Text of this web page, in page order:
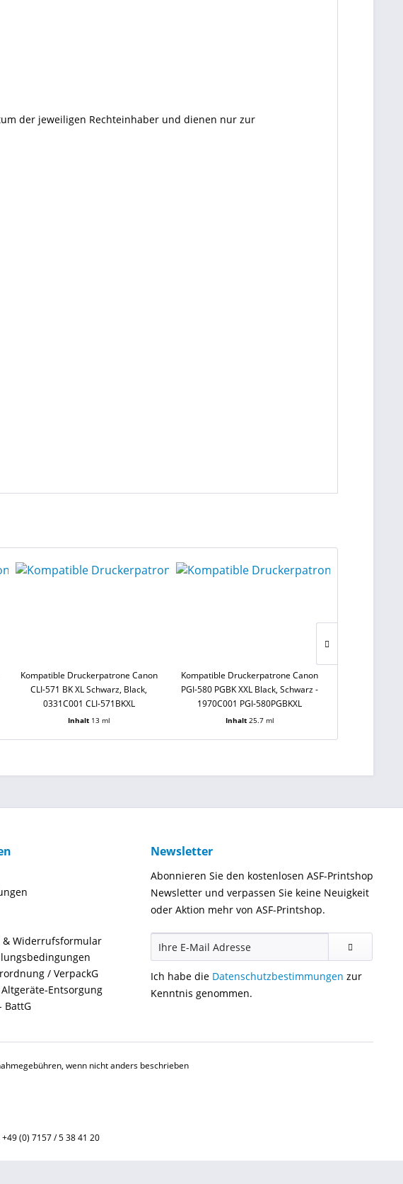
der jeweiligen Rechteinhaber und dienen nur zur
Kompatible Druckerpatrone Canon
CLI-571 BK XL Schwarz, Black,
0331C001 CLI-571BKXL
Inhalt 13 ml
Kompatible Druckerpatrone Canon
PGI-580 PGBK XXL Black, Schwarz -
1970C001 PGI-580PGBKXL
Inhalt 25.7 ml
Widerrufsformular
/ VerpackG
Altgeräte-Entsorgung
BattG
Newsletter
Abonnieren Sie den kostenlosen ASF-Printshop
Newsletter und verpassen Sie keine Neuigkeit
oder Aktion mehr von ASF-Printshop.
Ich habe die Datenschutzbestimmungen zur
Kenntnis genommen.
wenn nicht anders beschrieben
(0) 7157 / 5 38 41 20